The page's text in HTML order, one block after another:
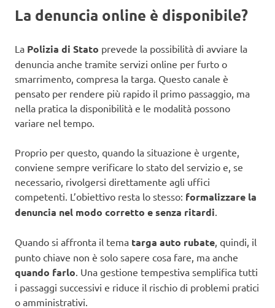
La denuncia online è disponibile?
La Polizia di Stato prevede la possibilità di avviare la
denuncia anche tramite servizi online per furto o
smarrimento, compresa la targa. Questo canale è
pensato per rendere più rapido il primo passaggio, ma
nella pratica la disponibilità e le modalità possono
variare nel tempo.
Proprio per questo, quando la situazione è urgente,
conviene sempre verificare lo stato del servizio e, se
necessario, rivolgersi direttamente agli uffici
competenti. L’obiettivo resta lo stesso: formalizzare la
denuncia nel modo corretto e senza ritardi
Quando si affronta il tema targa auto rubate , quindi, il
punto chiave non è solo sapere cosa fare, ma anche
quando farlo . Una gestione tempestiva semplifica tutti
i passaggi successivi e riduce il rischio di problemi pratici
o amministrativi.